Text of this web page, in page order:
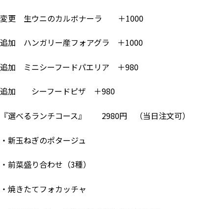
変更 生ウニのカルボナーラ ＋1000
追加 ハンガリー産フォアグラ ＋1000
追加 ミニシーフードパエリア ＋980
追加 シーフードピザ ＋980
『選べるランチコース』 2980円 （当日注文可）
・新玉ねぎのポタージュ
・前菜盛り合わせ（3種）
・焼きたてフォカッチャ